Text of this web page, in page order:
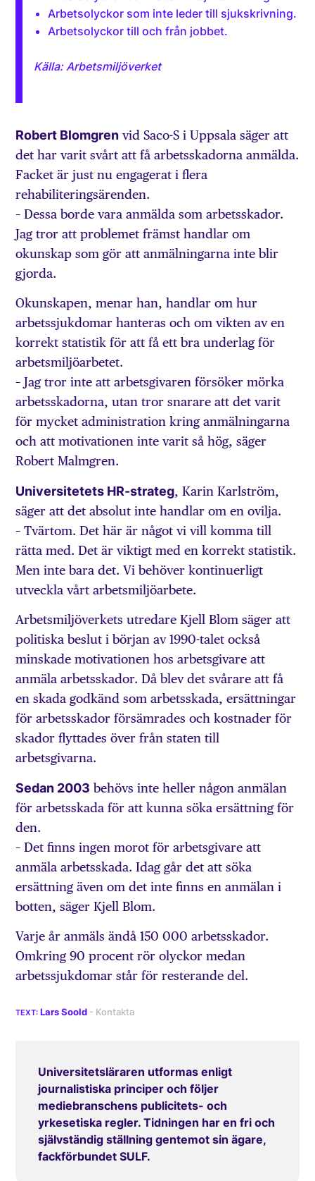
Arbetsolyckor som inte leder till sjukskrivning.
Arbetsolyckor till och från jobbet.
Källa: Arbetsmiljöverket
Robert Blomgren vid Saco-S i Uppsala säger att
det har varit svårt att få arbetsskadorna anmälda.
Facket är just nu engagerat i flera
rehabiliteringsärenden.
– Dessa borde vara anmälda som arbetsskador.
Jag tror att problemet främst handlar om
okunskap som gör att anmälningarna inte blir
gjorda.
Okunskapen, menar han, handlar om hur
arbetssjukdomar hanteras och om vikten av en
korrekt statistik för att få ett bra underlag för
arbetsmiljöarbetet.
– Jag tror inte att arbetsgivaren försöker mörka
arbetsskadorna, utan tror snarare att det varit
för mycket administration kring anmälningarna
och att motivationen inte varit så hög, säger
Robert Malmgren.
Universitetets HR-strateg, Karin Karlström,
säger att det absolut inte handlar om en ovilja.
– Tvärtom. Det här är något vi vill komma till
rätta med. Det är viktigt med en korrekt statistik.
Men inte bara det. Vi behöver kontinuerligt
utveckla vårt arbetsmiljöarbete.
Arbetsmiljöverkets utredare Kjell Blom säger att
politiska beslut i början av 1990-talet också
minskade motivationen hos arbetsgivare att
anmäla arbetsskador. Då blev det svårare att få
en skada godkänd som arbetsskada, ersättningar
för arbetsskador försämrades och kostnader för
skador flyttades över från staten till
arbetsgivarna.
Sedan 2003 behövs inte heller någon anmälan
för arbetsskada för att kunna söka ersättning för
den.
– Det finns ingen morot för arbetsgivare att
anmäla arbetsskada. Idag går det att söka
ersättning även om det inte finns en anmälan i
botten, säger Kjell Blom.
Varje år anmäls ändå 150 000 arbetsskador.
Omkring 90 procent rör olyckor medan
arbetssjukdomar står för resterande del.
Lars Soold
Universitetsläraren utformas enligt
journalistiska principer och följer
mediebranschens publicitets- och
yrkesetiska regler. Tidningen har en fri och
självständig ställning gentemot sin ägare,
fackförbundet SULF.